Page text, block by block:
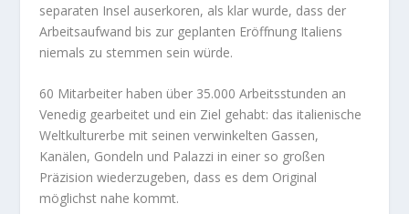
separaten Insel auserkoren, als klar wurde, dass der
Arbeitsaufwand bis zur geplanten Eröffnung Italiens
niemals zu stemmen sein würde.
60 Mitarbeiter haben über 35.000 Arbeitsstunden an
Venedig gearbeitet und ein Ziel gehabt: das italienische
Weltkulturerbe mit seinen verwinkelten Gassen,
Kanälen, Gondeln und Palazzi in einer so großen
Präzision wiederzugeben, dass es dem Original
möglichst nahe kommt.